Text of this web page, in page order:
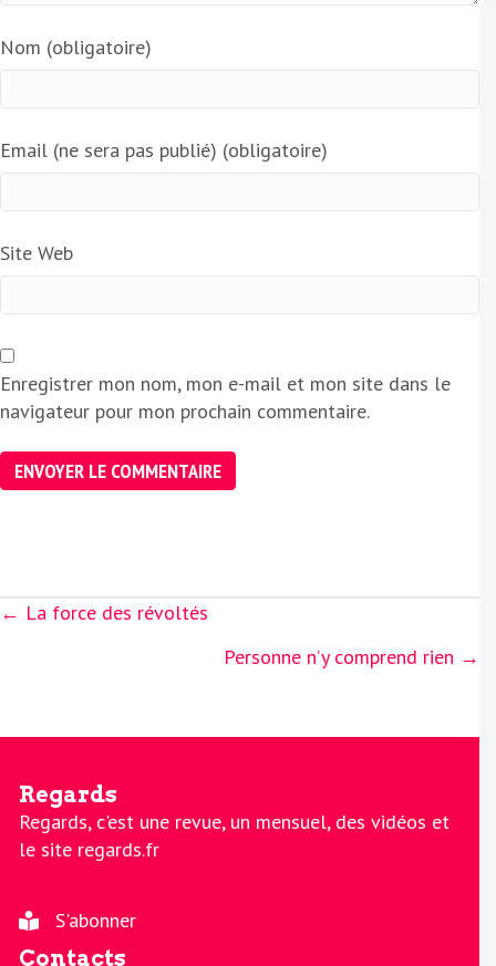
Nom (obligatoire)
Email (ne sera pas publié) (obligatoire)
Site Web
Enregistrer mon nom, mon e-mail et mon site dans le
navigateur pour mon prochain commentaire.
Posts
← La force des révoltés
Personne n’y comprend rien →
Regards
Regards, c'est une revue, un mensuel, des vidéos et
le site regards.fr
S'abonner
Contacts